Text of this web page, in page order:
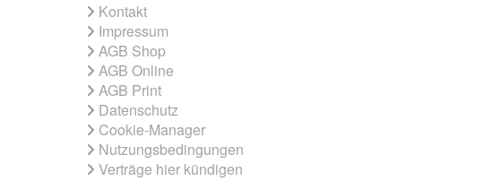
Kontakt
Impressum
AGB Shop
AGB Online
AGB Print
Datenschutz
Cookie-Manager
Nutzungsbedingungen
Verträge hier kündigen